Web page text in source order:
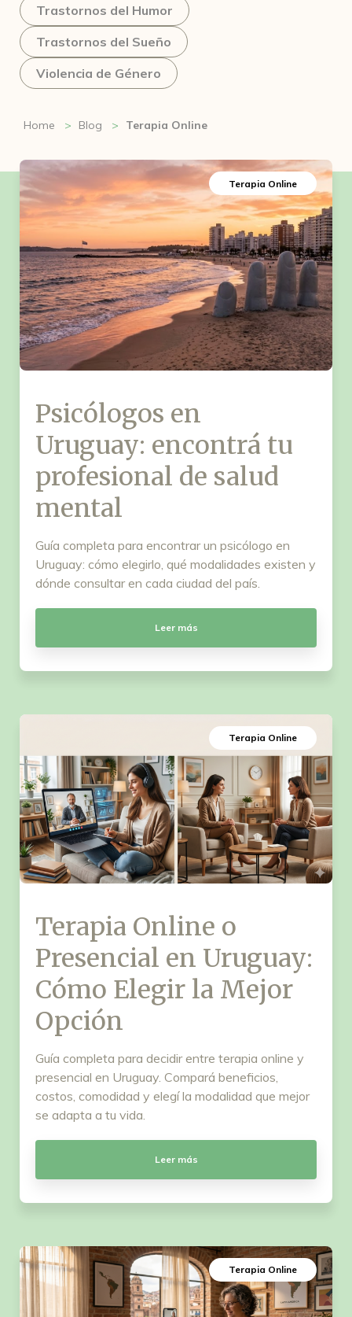
Trastornos del Humor
Trastornos del Sueño
Violencia de Género
Home Blog Terapia Online
Terapia Online
Psicólogos en
Uruguay: encontrá tu
profesional de salud
mental
Guía completa para encontrar un psicólogo en
Uruguay: cómo elegirlo, qué modalidades existen y
dónde consultar en cada ciudad del país.
Leer más
Terapia Online
Terapia Online o
Presencial en Uruguay:
Cómo Elegir la Mejor
Opción
Guía completa para decidir entre terapia online y
presencial en Uruguay. Compará beneficios,
costos, comodidad y elegí la modalidad que mejor
se adapta a tu vida.
Leer más
Terapia Online